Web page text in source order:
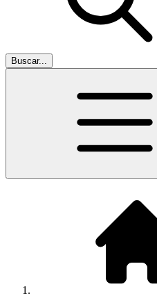
Buscar...